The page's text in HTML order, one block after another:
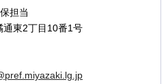
担当
東2丁目10番1号